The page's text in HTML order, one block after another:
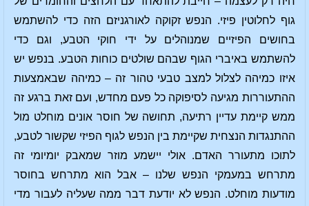
גוף לחלוטין פיזי. הנפש זקוקה לאורגניזם הזה כדי להשתמש
בחושים הפיזיים שמנוהלים על ידי חוקי הטבע, וגם כדי
להשתמש באיברי הגוף שבהם שולטים כוחות הטבע. בנפש יש
איזו כמיהה לצלול למצב טבעי טהור זה – כמיהה שבאמצעות
ההתעוררות מגיעה לסיפוקה כל פעם מחדש, ועם זאת ברגע זה
ממש קיימת עדיין רתיעה, תחושה של חוסר אונים מוחלט מול
ההתנגדות הנצחית שקיימת בין הנפש לגוף הפיזי שקשור לטבע,
לתוכו מתעורר האדם. אולי יישמע מוזר שמאבק יומיומי זה
מתרחש במעמקי הנפש שלנו – אבל הוא מתרחש בחוסר
מודעות מוחלט. הנפש לא יודעת דבר ממה שעליה לעבור מדי